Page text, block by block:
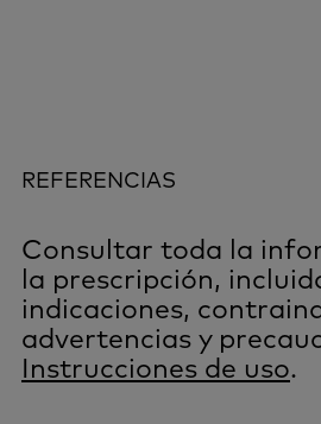
REFERENCIAS
Consultar toda la
la prescripción,
indicaciones,
advertencias y
Instrucciones de uso.